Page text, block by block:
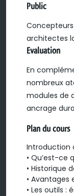
Public
architectes
Evaluation
En
nombreux
modules de
ancrage
Plan du cours
Introduction
• Qu’est-ce
• Historique
• Avantages
• Les outils :